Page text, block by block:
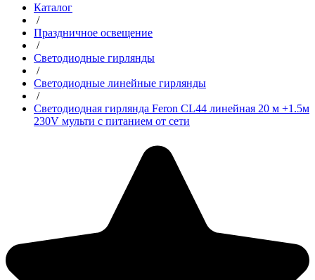
Каталог
/
Праздничное освещение
/
Светодиодные гирлянды
/
Светодиодные линейные гирлянды
/
Светодиодная гирлянда Feron CL44 линейная 20 м +1.5м
230V мульти c питанием от сети